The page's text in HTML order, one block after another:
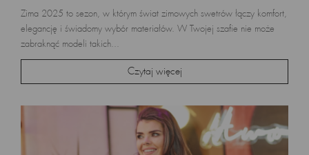
Zima 2025 to sezon, w którym świat zimowych swetrów łączy komfort,
elegancję i świadomy wybór materiałów. W Twojej szafie nie może
zabraknąć modeli takich...
Czytaj więcej